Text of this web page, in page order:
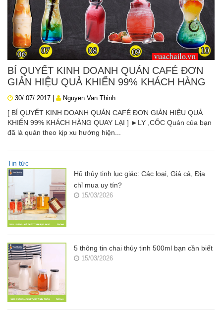
BÍ QUYẾT KINH DOANH QUÁN CAFÉ ĐƠN
GIẢN HIỆU QUẢ KHIẾN 99% KHÁCH HÀNG
QUAY LẠI
30/ 07/ 2017 | Nguyen Van Thinh
[ BÍ QUYẾT KINH DOANH QUÁN CAFÉ ĐƠN GIẢN HIỆU QUẢ
KHIẾN 99% KHÁCH HÀNG QUAY LẠI ] ►LY ,CỐC Quán của bạn
đã là quán theo kịp xu hướng hiện...
Tin tức
Hũ thủy tinh lục giác: Các loại, Giá cả, Địa
chỉ mua uy tín?
15/03/2026
5 thông tin chai thủy tinh 500ml bạn cần biết
15/03/2026